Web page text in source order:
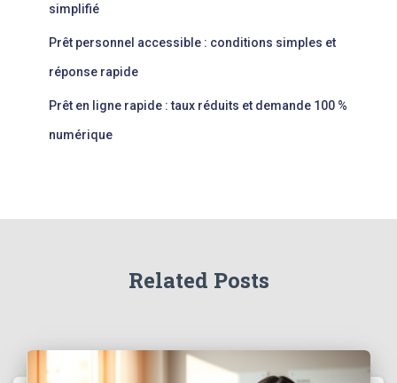
simplifié
Prêt personnel accessible : conditions simples et
réponse rapide
Prêt en ligne rapide : taux réduits et demande 100 %
numérique
Related Posts